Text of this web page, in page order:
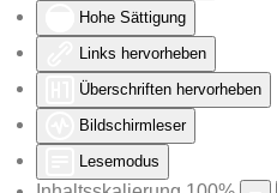
Hohe Sättigung
Links hervorheben
Überschriften hervorheben
Bildschirmleser
Lesemodus